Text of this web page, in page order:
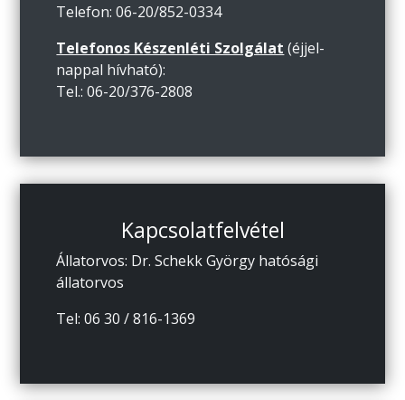
Telefon: 06-20/852-0334
Telefonos Készenléti Szolgálat (éjjel-
nappal hívható):
Tel.: 06-20/376-2808
Kapcsolatfelvétel
Állatorvos: Dr. Schekk György hatósági
állatorvos
Tel: 06 30 / 816-1369